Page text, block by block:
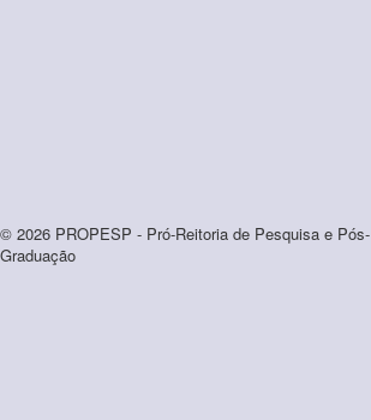
© 2026 PROPESP - Pró-Reitoria de Pesquisa e Pós-
Graduação